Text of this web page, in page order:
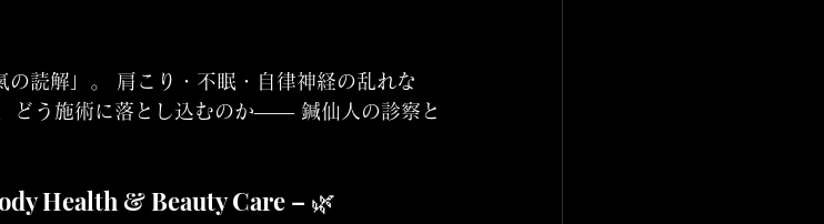
読解」。 肩こり・不眠・自律神経の乱れな
どう施術に落とし込むのか—— 鍼仙人の診察と
Health & Beauty Care – 🌿